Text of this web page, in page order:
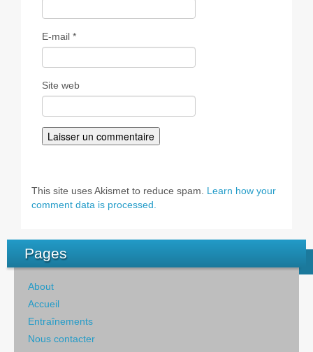
E-mail *
Site web
This site uses Akismet to reduce spam. Learn how your
comment data is processed.
Pages
About
Accueil
Entraînements
Nous contacter